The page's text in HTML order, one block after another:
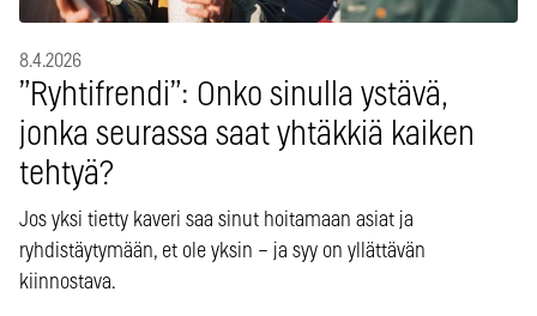
8.4.2026
”Ryhtifrendi”: Onko sinulla ystävä,
jonka seurassa saat yhtäkkiä kaiken
tehtyä?
Jos yksi tietty kaveri saa sinut hoitamaan asiat ja
ryhdistäytymään, et ole yksin – ja syy on yllättävän
kiinnostava.